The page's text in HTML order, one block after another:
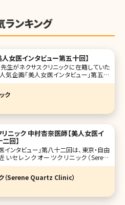
ランキング
女医インタビュー第五十回】
生がネクサスクリニックに在籍していた
気企画「美人女医インタビュー」第五十
るネクサスクリニック（NEXUS clinic）の
です。 整形外科医として4年
後、美容医療へ進みます。転身のきっ
ク
ニック 中村杏奈医師【美人女医イ
回】
インタビュー」第八十二回は、東京・自由
セレンクオーツクリニック（Serene
長を務める中村杏奈（なかむら あんな）
な光が差し込む、ゆったりとした空間で美
れる「セレンクオーツクリニック」。ク
（Serene Quartz Clinic）